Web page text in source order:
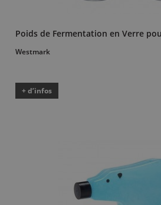
Poids de Fermentation en Verre
Westmark
+ d’infos